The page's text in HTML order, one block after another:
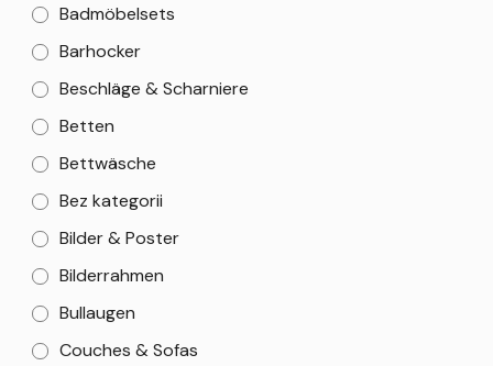
Badmöbelsets
Barhocker
Beschläge & Scharniere
Betten
Bettwäsche
Bez kategorii
Bilder & Poster
Bilderrahmen
Bullaugen
Couches & Sofas